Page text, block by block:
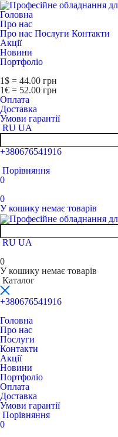
Головна
Про нас
Про нас Послуги Контакти
Акції
Новини
Портфоліо
1$ = 44.00 грн
1€ = 52.00 грн
Оплата
Доставка
Умови гарантії
RU UA
+380676541916
Порівняння
0
0
У кошику немає товарів
RU UA
0
У кошику немає товарів
Каталог
+380676541916
Головна
Про нас
Послуги
Контакти
Акції
Новини
Портфоліо
Оплата
Доставка
Умови гарантії
Порівняння
0